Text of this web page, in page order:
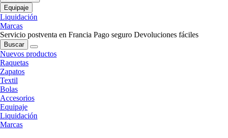
Equipaje
Liquidación
Marcas
Servicio postventa en Francia Pago seguro Devoluciones fáciles
Buscar
Nuevos productos
Raquetas
Zapatos
Textil
Bolas
Accesorios
Equipaje
Liquidación
Marcas